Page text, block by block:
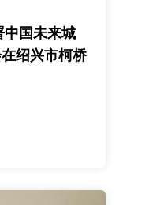
中国未来城
绍兴市柯桥